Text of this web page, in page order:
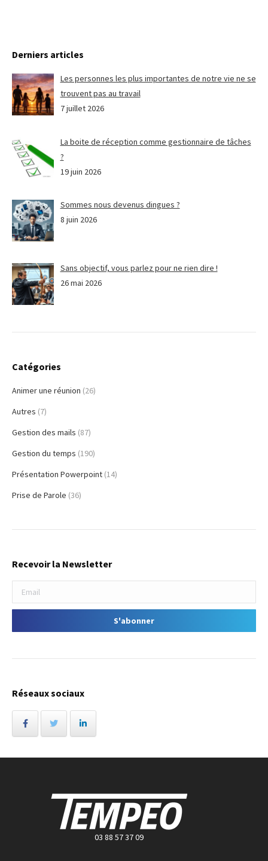
Derniers articles
Les personnes les plus importantes de notre vie ne se
trouvent pas au travail
7 juillet 2026
La boite de réception comme gestionnaire de tâches
?
19 juin 2026
Sommes nous devenus dingues ?
8 juin 2026
Sans objectif, vous parlez pour ne rien dire !
26 mai 2026
Catégories
Animer une réunion (26)
Autres (7)
Gestion des mails (87)
Gestion du temps (190)
Présentation Powerpoint (14)
Prise de Parole (36)
Recevoir la Newsletter
Réseaux sociaux
03 88 57 37 09